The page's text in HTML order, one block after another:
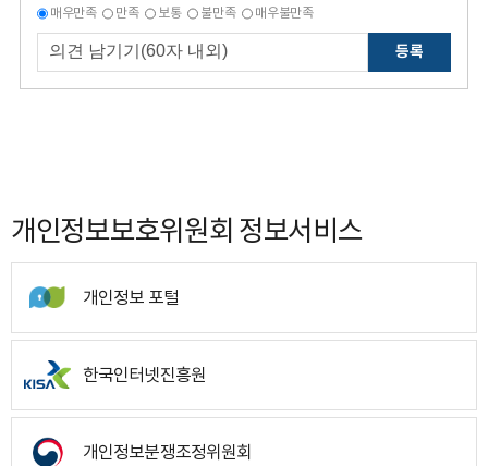
매우만족 만족 보통 불만족 매우불만족
등록
개인정보보호위원회 정보서비스
개인정보 포털
한국인터넷진흥원
개인정보분쟁조정위원회